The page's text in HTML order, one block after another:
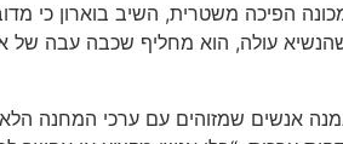
הפיכה משטרית, השיב בוארון כי
עולה, הוא מחליף שכבה עבה של
אנשים שמזוהים עם ערכי המחנה